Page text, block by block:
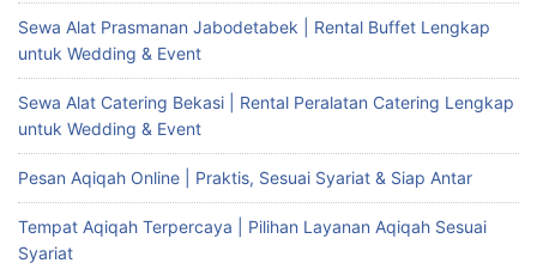
Sewa Alat Prasmanan Jabodetabek | Rental Buffet Lengkap
untuk Wedding & Event
Sewa Alat Catering Bekasi | Rental Peralatan Catering Lengkap
untuk Wedding & Event
Pesan Aqiqah Online | Praktis, Sesuai Syariat & Siap Antar
Tempat Aqiqah Terpercaya | Pilihan Layanan Aqiqah Sesuai
Syariat